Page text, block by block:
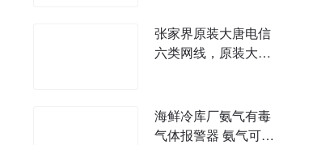
张家界原装大唐电信
六类网线，原装大唐
海鲜冷库厂氨气有毒
气体报警器 氨气可燃